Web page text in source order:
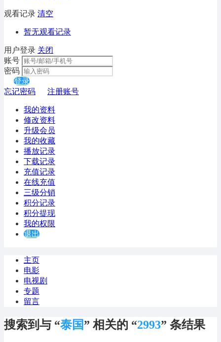
观看记录 清空
暂无观看记录
用户登录 关闭
账号
密码
登录
忘记密码
注册账号
我的资料
修改资料
升级会员
我的收藏
播放记录
下载记录
充值记录
在线充值
三级分销
积分记录
积分提现
我的权限
退出
主页
电影
电视剧
专题
留言
搜索到与 “泰国” 相关的 “2993” 条结果